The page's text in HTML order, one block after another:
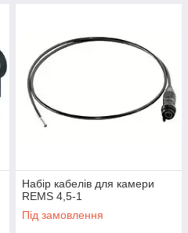
Набір кабелів для камери
REMS 4,5-1
Під замовлення